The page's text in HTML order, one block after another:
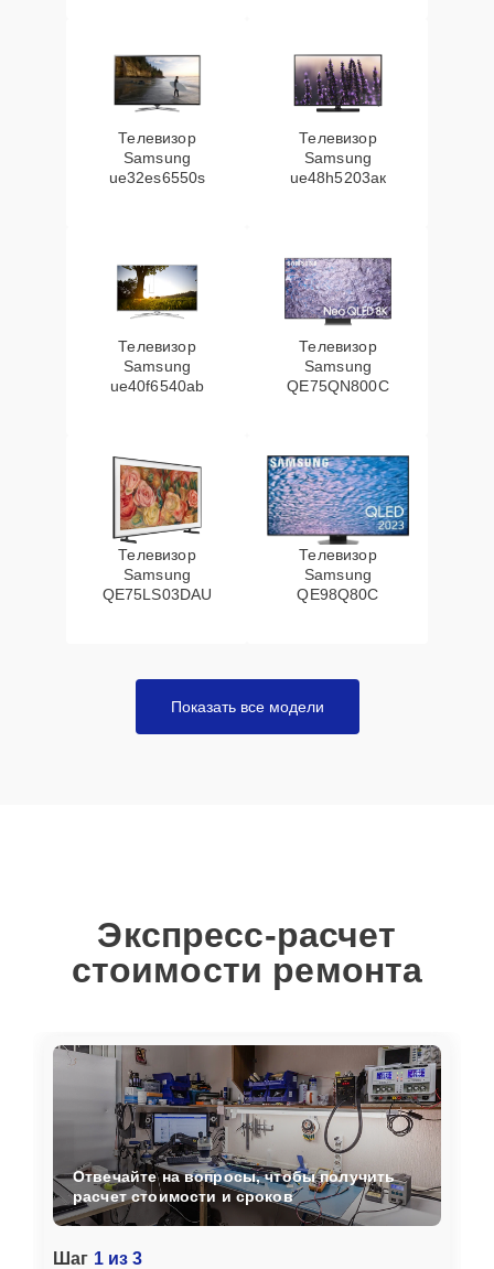
Телевизор
Samsung
ue32es6550s
Телевизор
Samsung
ue48h5203aк
Телевизор
Samsung
ue40f6540ab
Телевизор
Samsung
QE75QN800C
Телевизор
Samsung
QE75LS03DAU
Телевизор
Samsung
QE98Q80C
Показать все модели
Экспресс-расчет
стоимости ремонта
Шаг 1 из 3
Отвечайте на вопросы, чтобы получить
расчет стоимости и сроков